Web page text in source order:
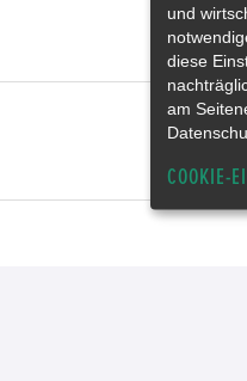
und
diese
am
COOKIE-